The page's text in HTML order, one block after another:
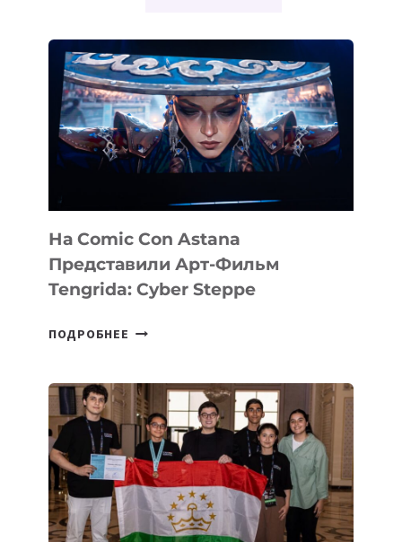
На Comic Con Astana
Представили Арт-Фильм
Tengrida: Cyber Steppe
ПОДРОБНЕЕ
ASTANA
ПРЕДСТАВИЛИ
АРТ-
ФИЛЬМ
TENGRIDA:
CYBER
STEPPE